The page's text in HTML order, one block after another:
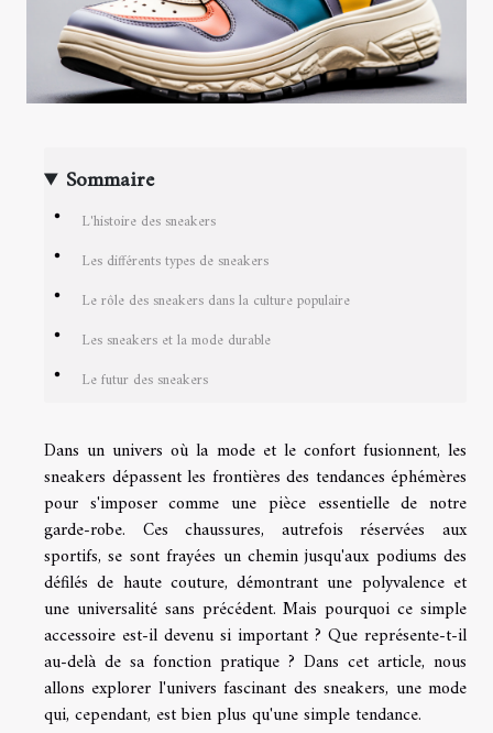
Sommaire
L'histoire des sneakers
Les différents types de sneakers
Le rôle des sneakers dans la culture populaire
Les sneakers et la mode durable
Le futur des sneakers
Dans un univers où la mode et le confort fusionnent, les
sneakers dépassent les frontières des tendances éphémères
pour s'imposer comme une pièce essentielle de notre
garde-robe. Ces chaussures, autrefois réservées aux
sportifs, se sont frayées un chemin jusqu'aux podiums des
défilés de haute couture, démontrant une polyvalence et
une universalité sans précédent. Mais pourquoi ce simple
accessoire est-il devenu si important ? Que représente-t-il
au-delà de sa fonction pratique ? Dans cet article, nous
allons explorer l'univers fascinant des sneakers, une mode
qui, cependant, est bien plus qu'une simple tendance.